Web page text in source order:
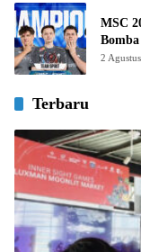
MSC
2
Terbaru